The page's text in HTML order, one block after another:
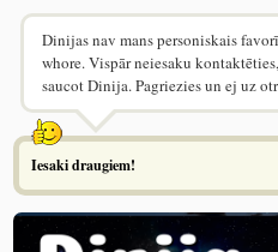
Dinijas nav mans personiskais
whore. Vispār neiesaku
saucot Dinija. Pagriezies un ej uz
Iesaki draugiem!